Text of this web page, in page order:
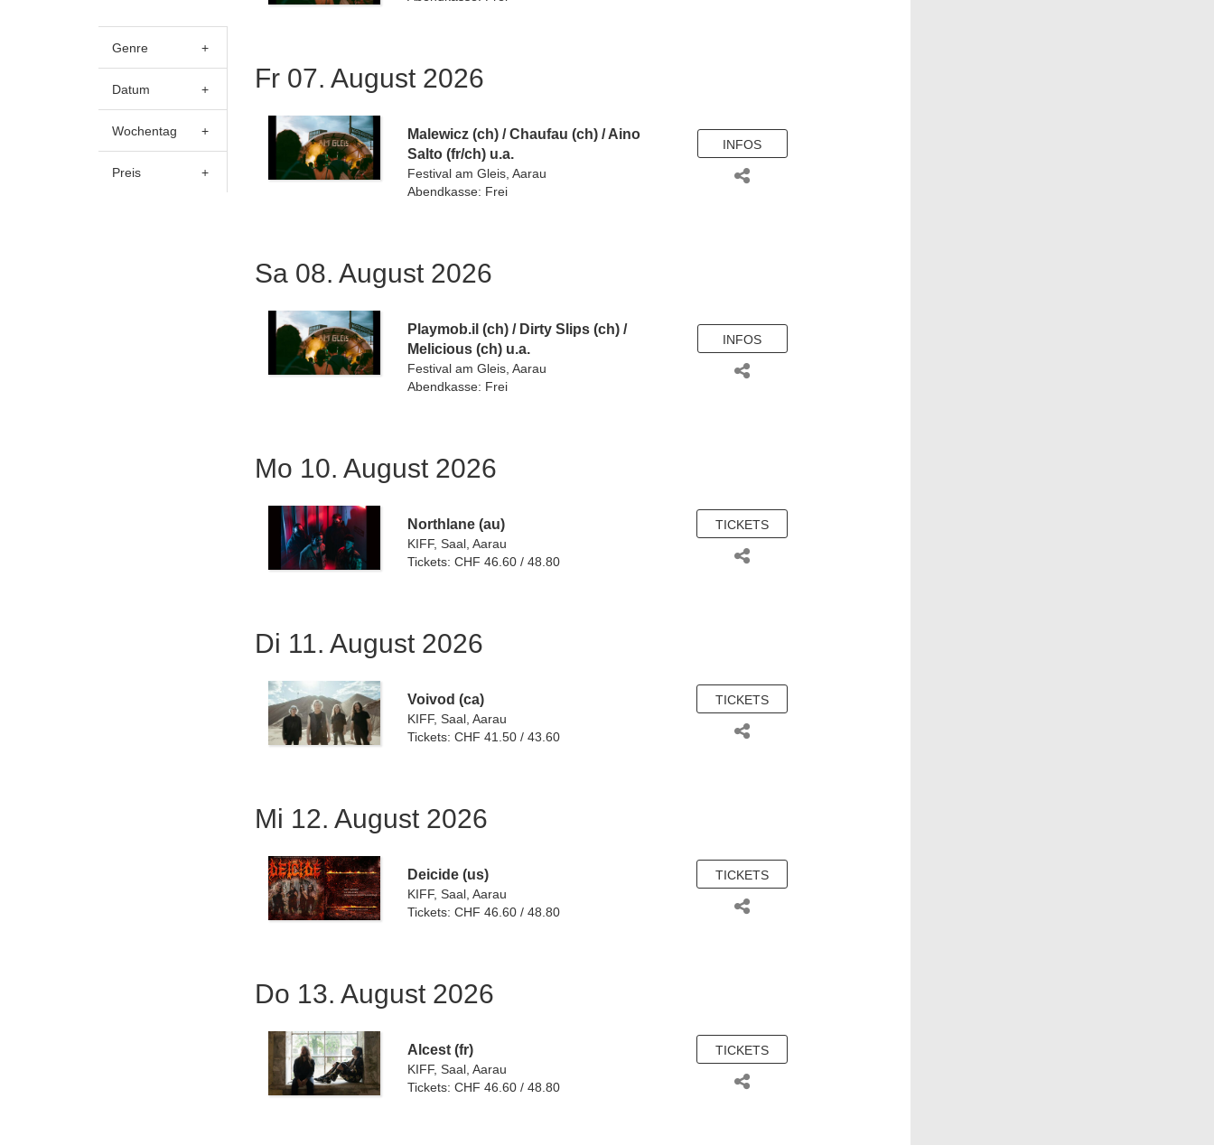
Genre +
Datum +
Wochentag +
Preis +
Fr 07. August 2026
Malewicz (ch) / Chaufau (ch) / Aino
Salto (fr/ch) u.a.
Festival am Gleis, Aarau
Abendkasse: Frei
INFOS
Sa 08. August 2026
Playmob.il (ch) / Dirty Slips (ch) /
Melicious (ch) u.a.
Festival am Gleis, Aarau
Abendkasse: Frei
INFOS
Mo 10. August 2026
Northlane (au)
KIFF, Saal, Aarau
Tickets: CHF 46.60 / 48.80
TICKETS
Di 11. August 2026
Voivod (ca)
KIFF, Saal, Aarau
Tickets: CHF 41.50 / 43.60
TICKETS
Mi 12. August 2026
Deicide (us)
KIFF, Saal, Aarau
Tickets: CHF 46.60 / 48.80
TICKETS
Do 13. August 2026
Alcest (fr)
KIFF, Saal, Aarau
Tickets: CHF 46.60 / 48.80
TICKETS